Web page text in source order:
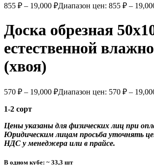
855 ₽ – 19,000 ₽Диапазон цен: 855 ₽ –
Доска обрезная
естественной
(хвоя)
570 ₽ – 19,000 ₽Диапазон цен: 570 ₽ –
1-2 сорт
Цены указаны для физических лиц при
Юридическим лицам просьба уточнять
НДС у менеджера или в прайсе.
В одном кубе: ~ 33,3 шт